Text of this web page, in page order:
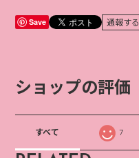
Save 通報する
ショップの評価
すべて 7